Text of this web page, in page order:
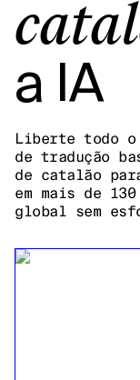
a IA
Liberte todo o
de tradução
de catalão
em mais de
global sem